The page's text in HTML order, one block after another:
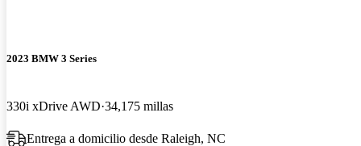
2023 BMW 3 Series
330i xDrive AWD 34,175 millas
Entrega a domicilio desde Raleigh, NC